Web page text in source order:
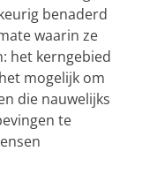
benaderd
waarin ze
het kerngebied
mogelijk om
die nauwelijks
te